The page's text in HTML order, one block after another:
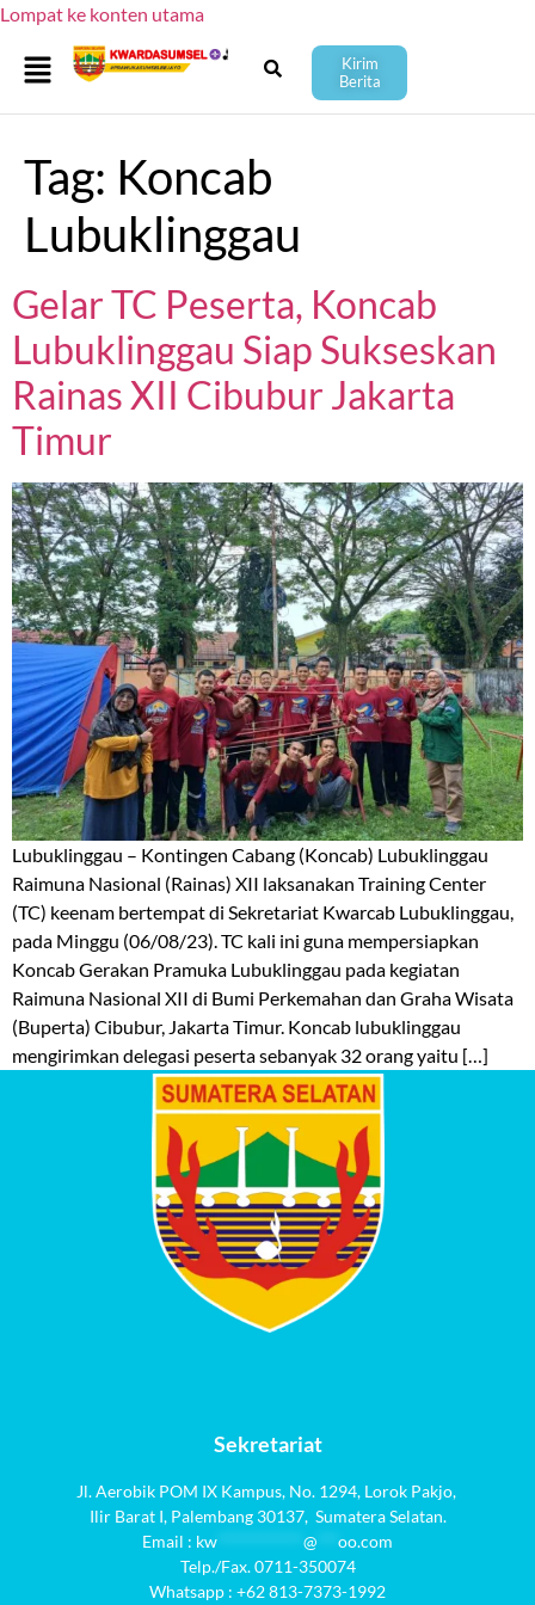
Lompat ke konten utama
Kirim
Berita
Tag: Koncab
Lubuklinggau
Gelar TC Peserta, Koncab
Lubuklinggau Siap Sukseskan
Rainas XII Cibubur Jakarta
Timur
Lubuklinggau – Kontingen Cabang (Koncab) Lubuklinggau
Raimuna Nasional (Rainas) XII laksanakan Training Center
(TC) keenam bertempat di Sekretariat Kwarcab Lubuklinggau,
pada Minggu (06/08/23). TC kali ini guna mempersiapkan
Koncab Gerakan Pramuka Lubuklinggau pada kegiatan
Raimuna Nasional XII di Bumi Perkemahan dan Graha Wisata
(Buperta) Cibubur, Jakarta Timur. Koncab lubuklinggau
mengirimkan delegasi peserta sebanyak 32 orang yaitu […]
Sekretariat
Jl. Aerobik POM IX Kampus, No. 1294, Lorok Pakjo,
Ilir Barat I, Palembang 30137, Sumatera Selatan.
Email : kw @
oo.com
Telp./Fax. 0711-350074
Whatsapp : +62 813-7373-1992